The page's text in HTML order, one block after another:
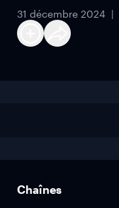
31 décembre 2024
Chaînes